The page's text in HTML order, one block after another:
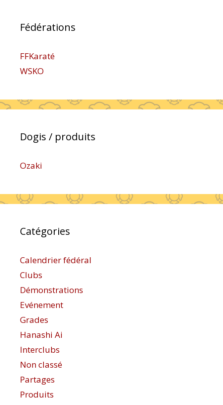
Fédérations
FFKaraté
WSKO
Dogis / produits
Ozaki
Catégories
Calendrier fédéral
Clubs
Démonstrations
Evénement
Grades
Hanashi Ai
Interclubs
Non classé
Partages
Produits